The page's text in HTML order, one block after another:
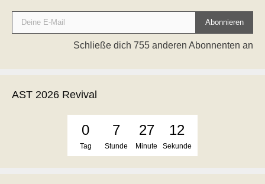
Deine E-Mail
Abonnieren
Schließe dich 755 anderen Abonnenten an
AST 2026 Revival
0
Tag
7
Stunde
27
Minute
12
Sekunde